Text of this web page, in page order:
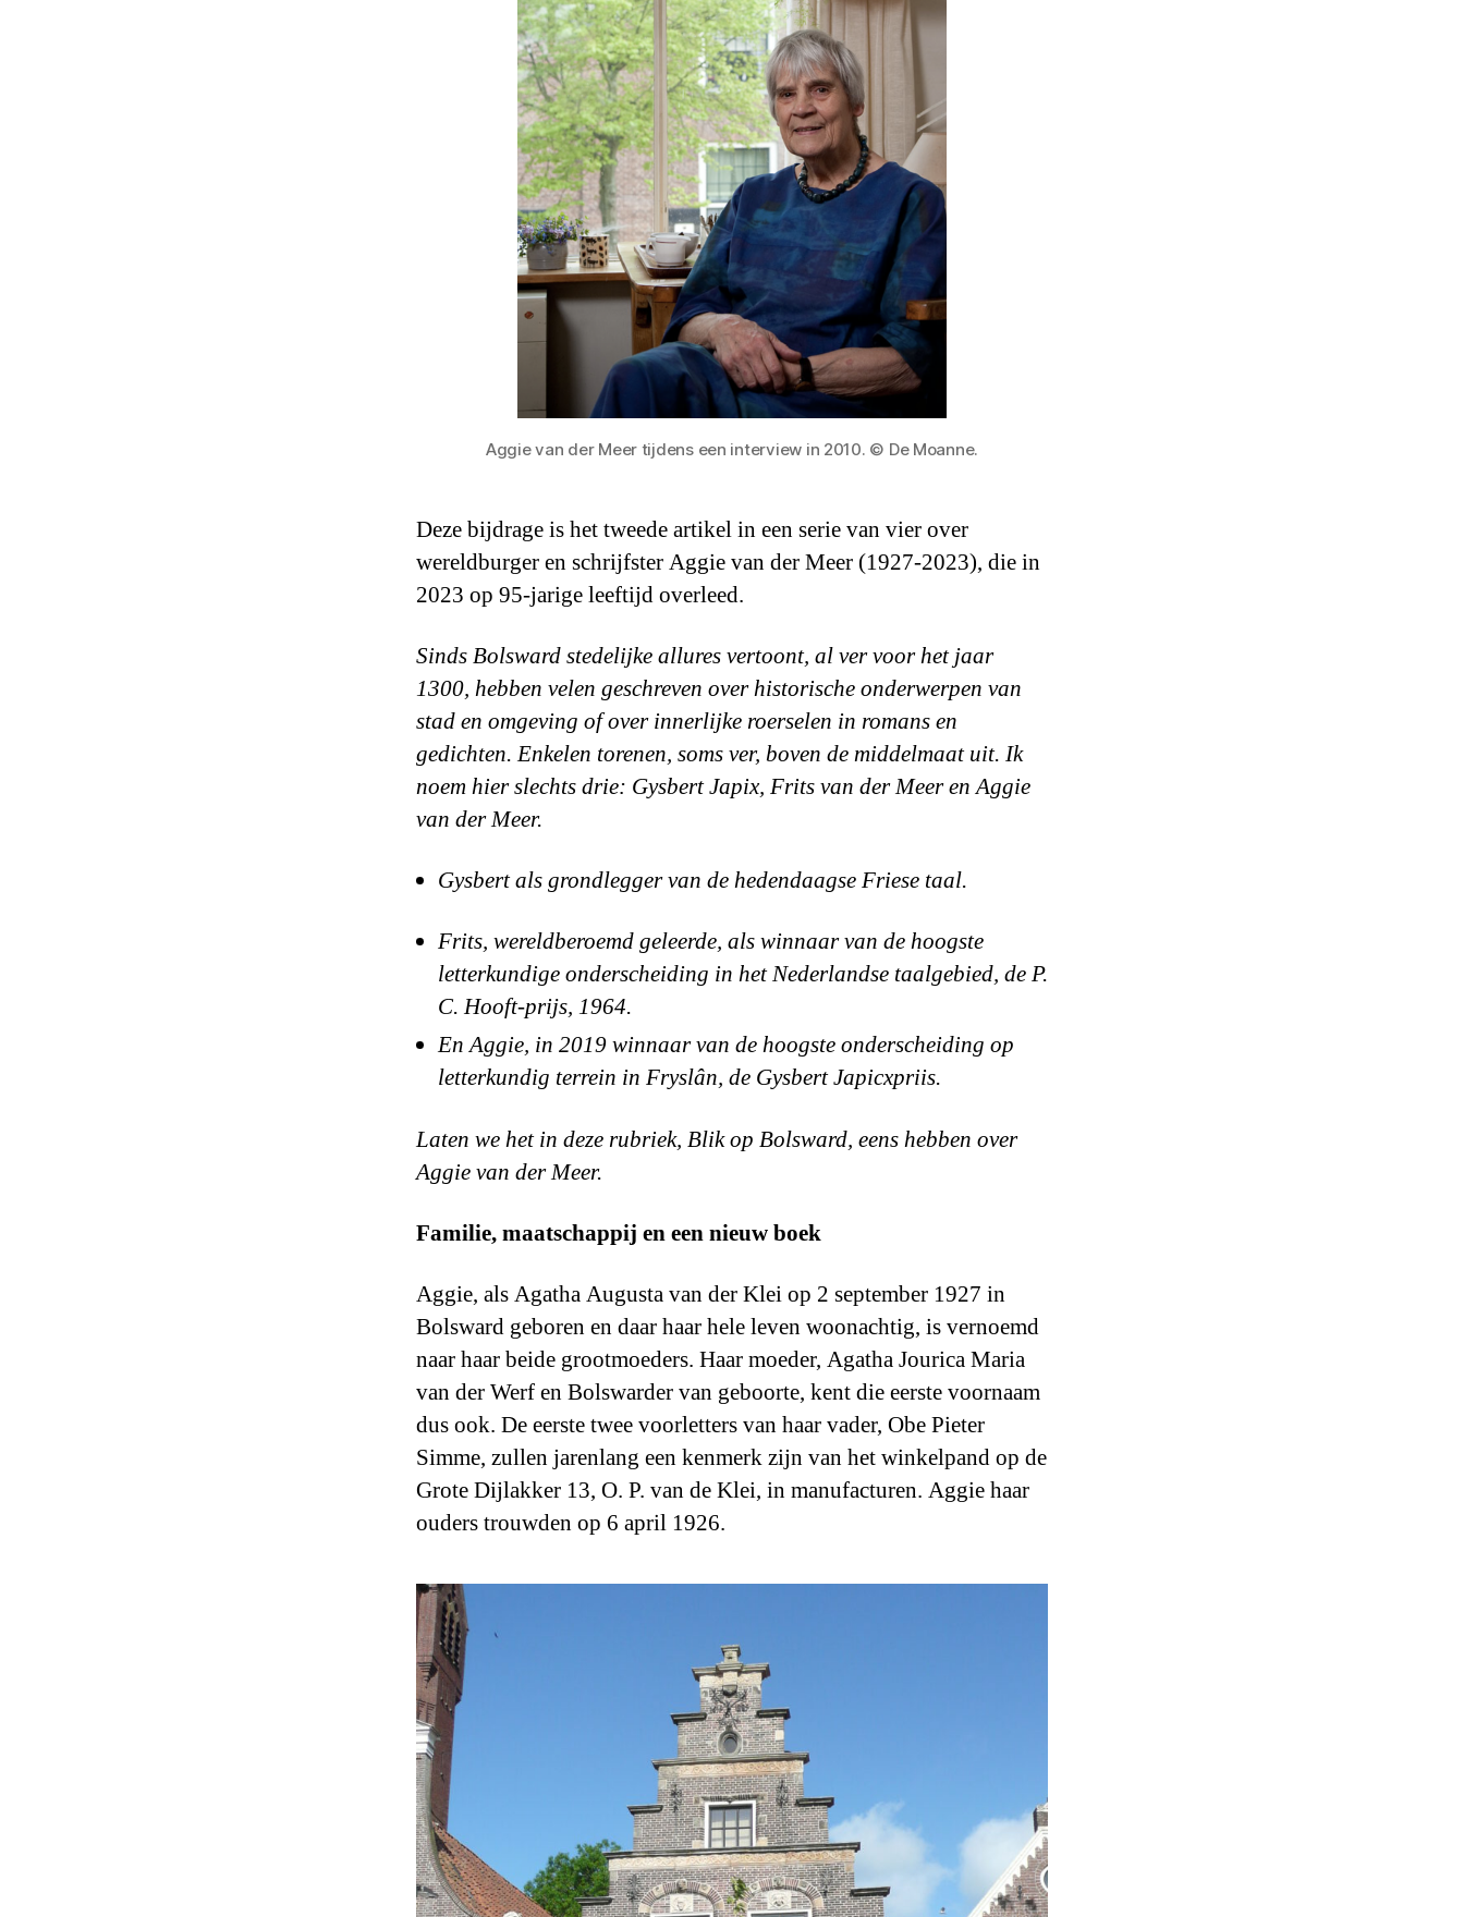
Aggie van der Meer tijdens een interview in 2010. © De Moanne.
Deze bijdrage is het tweede artikel in een serie van vier over
wereldburger en schrijfster Aggie van der Meer (1927-2023), die in
2023 op 95-jarige leeftijd overleed.
Sinds Bolsward stedelijke allures vertoont, al ver voor het jaar
1300, hebben velen geschreven over historische onderwerpen van
stad en omgeving of over innerlijke roerselen in romans en
gedichten. Enkelen torenen, soms ver, boven de middelmaat uit. Ik
noem hier slechts drie: Gysbert Japix, Frits van der Meer en Aggie
van der Meer.
Gysbert als grondlegger van de hedendaagse Friese taal.
Frits, wereldberoemd geleerde, als winnaar van de hoogste
letterkundige onderscheiding in het Nederlandse taalgebied, de P.
C. Hooft-prijs, 1964.
En Aggie, in 2019 winnaar van de hoogste onderscheiding op
letterkundig terrein in Fryslân, de Gysbert Japicxpriis.
Laten we het in deze rubriek, Blik op Bolsward, eens hebben over
Aggie van der Meer.
Familie, maatschappij en een nieuw boek
Aggie, als Agatha Augusta van der Klei op 2 september 1927 in
Bolsward geboren en daar haar hele leven woonachtig, is vernoemd
naar haar beide grootmoeders. Haar moeder, Agatha Jourica Maria
van der Werf en Bolswarder van geboorte, kent die eerste voornaam
dus ook. De eerste twee voorletters van haar vader, Obe Pieter
Simme, zullen jarenlang een kenmerk zijn van het winkelpand op de
Grote Dijlakker 13, O. P. van de Klei, in manufacturen. Aggie haar
ouders trouwden op 6 april 1926.